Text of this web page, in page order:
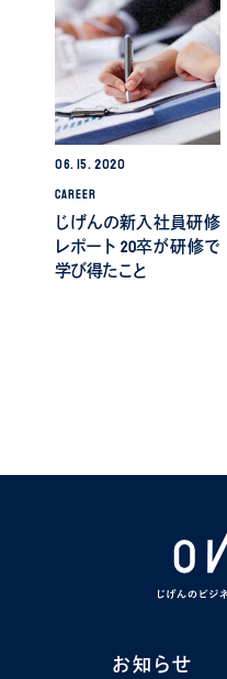
06. 15. 2020
CAREER
じげんの新入社員研修
レポート 20卒が研修で
学び得たこと
お知らせ
お知らせ